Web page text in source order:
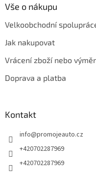
Vše o nákupu
Velkoobchodní
Jak nakupovat
Vrácení zboží nebo
Doprava a platba
Kontakt
info@promojeauto.cz
+420702287969
+420702287969